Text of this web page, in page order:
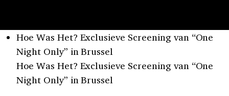
Hoe Was Het? Exclusieve Screening van “One
Night Only” in Brussel
Hoe Was Het? Exclusieve Screening van “One
Night Only” in Brussel